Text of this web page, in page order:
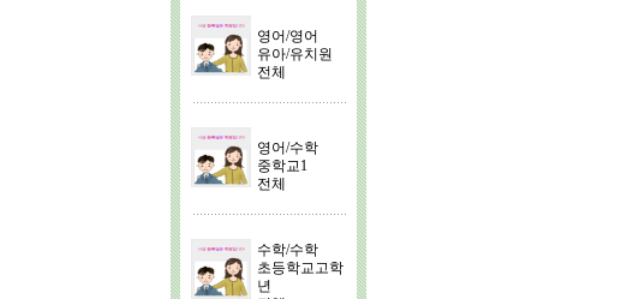
영어/영어
유아/유치원
전체
영어/수학
중학교1
전체
수학/수학
초등학교고학
년